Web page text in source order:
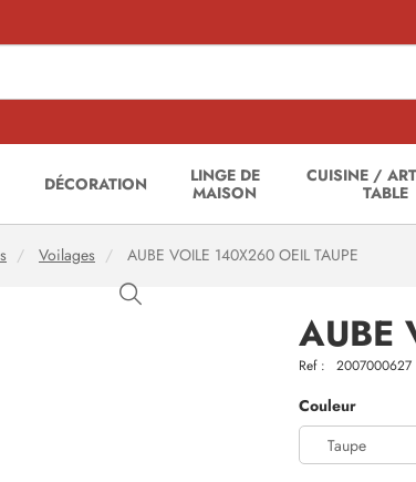
DÉCORATION
LINGE DE
MAISON
CUISINE /
TABLE
Voilages AUBE VOILE 140X260 OEIL TAUPE
AUBE
Ref : 2007000627
Couleur
Taupe